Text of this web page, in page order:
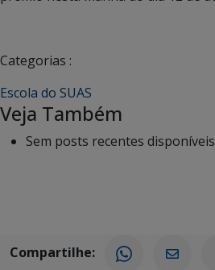
Categorias :
Escola do SUAS
Veja Também
Sem posts recentes
Compartilhe: